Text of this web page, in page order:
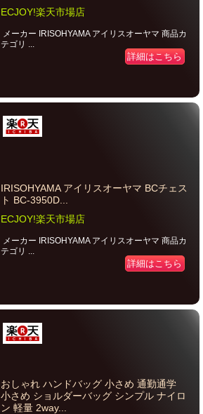
ECJOY!楽天市場店
メーカー IRISOHYAMA アイリスオーヤマ 商品カ
テゴリ ...
詳細はこちら
IRISOHYAMA アイリスオーヤマ BCチェス
ト BC-3950D...
ECJOY!楽天市場店
メーカー IRISOHYAMA アイリスオーヤマ 商品カ
テゴリ ...
詳細はこちら
おしゃれ ハンドバッグ 小さめ 通勤通学
小さめ ショルダーバッグ シンプル ナイロ
ン 軽量 2way...